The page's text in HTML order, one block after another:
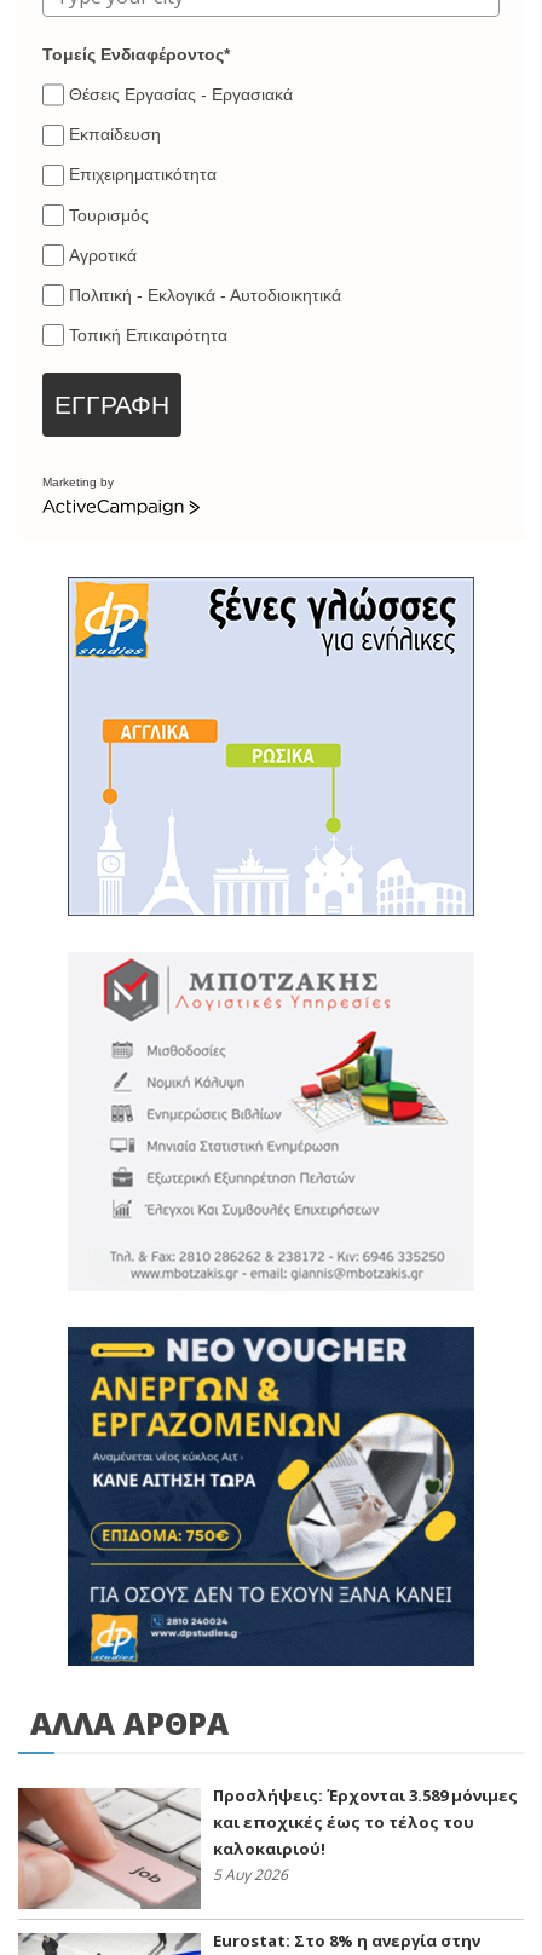
Τομείς Ενδιαφέροντος*
Θέσεις Εργασίας - Εργασιακά
Εκπαίδευση
Επιχειρηματικότητα
Τουρισμός
Αγροτικά
Πολιτική - Εκλογικά - Αυτοδιοικητικά
Τοπική Επικαιρότητα
ΕΓΓΡΑΦΗ
Marketing by
ΑΛΛΑ ΑΡΘΡΑ
Προσλήψεις: Έρχονται 3.589 μόνιμες
και εποχικές έως το τέλος του
καλοκαιριού!
5 Αυγ 2026
Eurostat: Στο 8% η ανεργία στην